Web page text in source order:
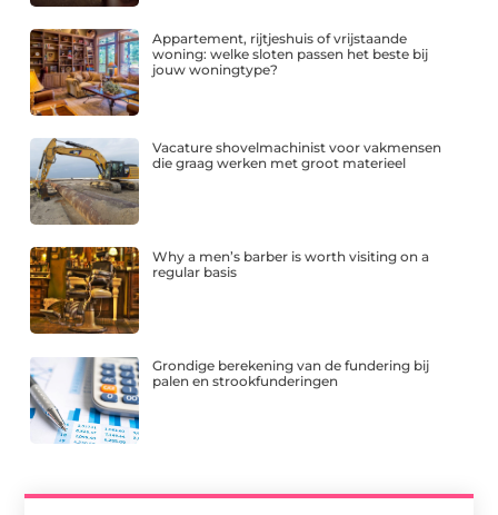
Appartement, rijtjeshuis of vrijstaande
woning: welke sloten passen het beste bij
jouw woningtype?
Vacature shovelmachinist voor vakmensen
die graag werken met groot materieel
Why a men’s barber is worth visiting on a
regular basis
Grondige berekening van de fundering bij
palen en strookfunderingen